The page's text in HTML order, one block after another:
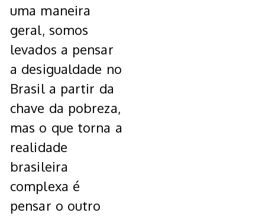
uma maneira
geral, somos
levados a pensar
a desigualdade no
Brasil a partir da
chave da pobreza,
mas o que torna a
realidade
brasileira
complexa é
pensar o outro